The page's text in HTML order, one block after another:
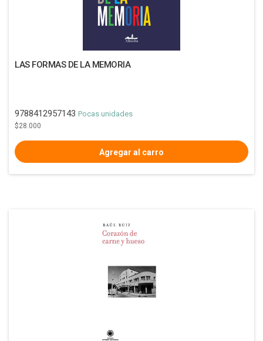
LAS FORMAS DE LA MEMORIA
9788412957143 Pocas unidades
$28.000